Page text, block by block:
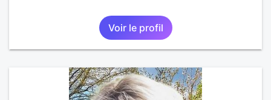
Voir le profil